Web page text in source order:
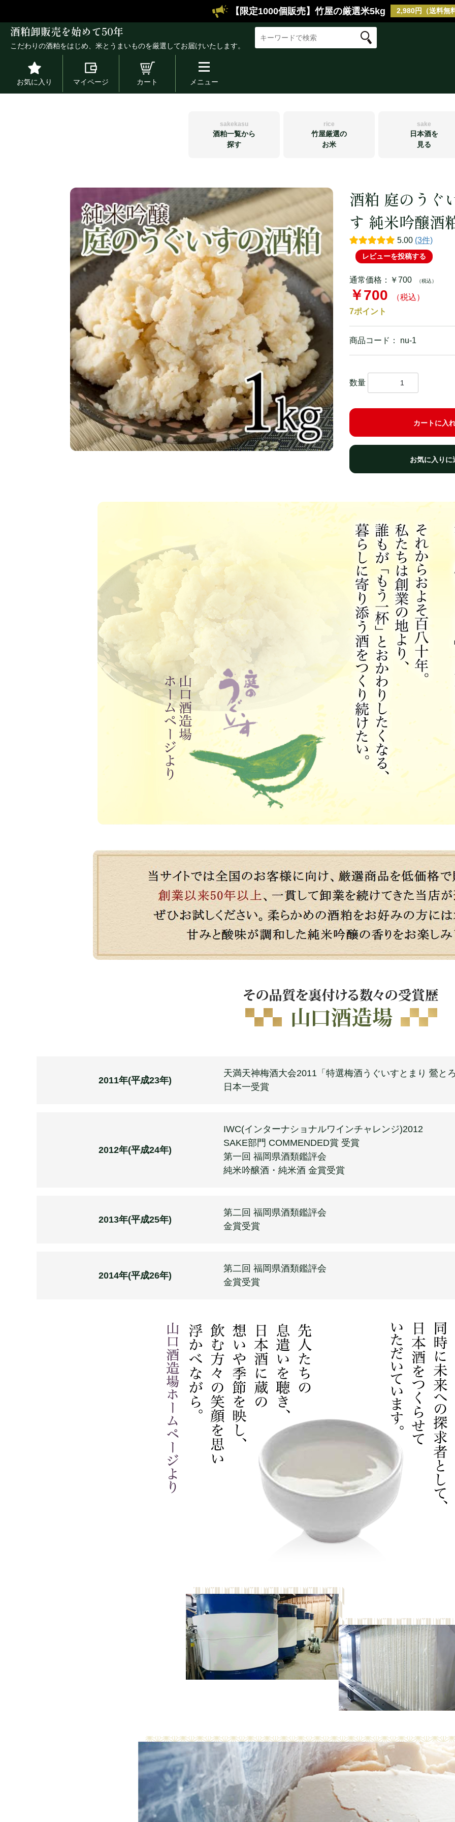
【限定1000個販売】竹屋の厳選米5kg 2,980円（送料無
酒粕卸販売を始めて50年
こだわりの酒粕をはじめ、米とうまいものを厳選してお届けいたします。
お気に入り マイページ カート メニュー
sakekasu
酒粕一覧から
探す
酒粕一覧から探す
酒粕詰め合わせ TAKEYAのバラ粕 TAKEYAのし
しっとーりバラ粕(カップ入
り)
鍋島 純米吟醸酒粕 田中六五 純
楯野川 純米大吟醸酒粕 楯野川 純米大吟醸板粕
桃の滴 純米酒粕 業務用酒粕
rice
竹屋厳選の
お米
竹屋厳選のお米
福岡県産 ヒノヒカリ 福岡県産 夢つくし 福岡県産 元
茨城県産 コシヒカリ 竹屋の厳選米
sake
日本酒を
見る
日本酒を見る
城島の酒 榮 庭のうぐいす 繁桝
花の露 比翼鶴 池亀
瑞穂錦 杜の蔵 筑紫の誉
喜多屋 純米大吟醸酒 純米吟醸酒
吟醸酒 特別純米酒 純米酒
酒粕焼酎 甘酒 梅酒
竹屋厳選セレクト
竹屋オリジナル
竹屋厳選のお米
福岡県産 ヒノヒカリ
福岡県産 夢つくし
福岡県産 元気つくし
大分県産 ヒノヒカリ
茨城県産 コシヒカリ
竹屋の厳選米
奈良漬(竹屋
竹屋厳選の海苔 佐賀牛
酒粕生石けん 酒粕焼酎 甘酒
ギフトセット
酒粕 庭のうぐ
す 純米吟醸
5.00 (3件)
レビューを投稿する
通常価格：￥700 （税込）
￥700
（税込）
7ポイント
商品コード： nu-1
数量
カートに入
お気に入りに
2011年(平成23年)
天満天神梅酒大会2011「特選梅酒うぐいすとまり 鶯と
日本一受賞
2012年(平成24年)
IWC(インターナショナルワインチャレンジ)2012
SAKE部門 COMMENDED賞 受賞
第一回 福岡県酒類鑑評会
純米吟醸酒・純米酒 金賞受賞
2013年(平成25年)
第二回 福岡県酒類鑑評会
金賞受賞
2014年(平成26年)
第二回 福岡県酒類鑑評会
金賞受賞